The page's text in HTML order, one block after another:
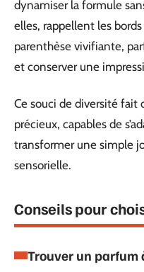
dynamiser la formule
elles, rappellent les
parenthèse vivifiante,
et conserver une
Ce souci de diversité fait
précieux, capables de
transformer une simple
sensorielle.
Conseils pour
Trouver un parfum